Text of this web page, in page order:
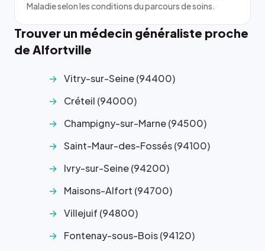
Maladie selon les conditions du parcours de soins.
Trouver un médecin généraliste proche
de Alfortville
Vitry-sur-Seine (94400)
Créteil (94000)
Champigny-sur-Marne (94500)
Saint-Maur-des-Fossés (94100)
Ivry-sur-Seine (94200)
Maisons-Alfort (94700)
Villejuif (94800)
Fontenay-sous-Bois (94120)